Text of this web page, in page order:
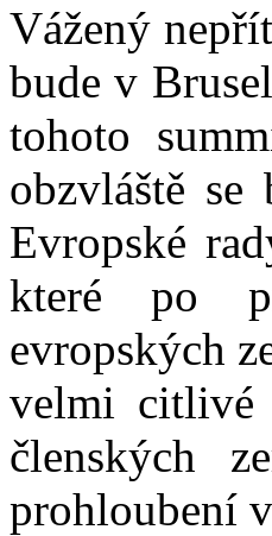
Vážený
bude v
tohoto
obzvláště se
Evropské
které po
evropských
velmi citlivé
členských
prohloubení